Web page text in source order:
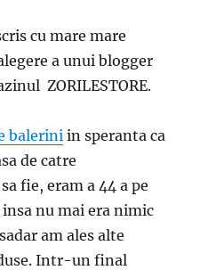
cu mare mare
a unui blogger
ZORILESTORE.
balerini in speranta ca
de catre
fie, eram a 44 a pe
nu mai era nimic
am ales alte
Intr-un final